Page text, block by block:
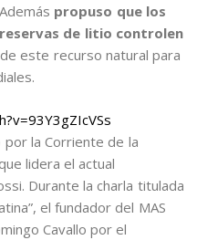
propuso que los
de litio controlen
de este recurso natural para
la Corriente de la
lidera el actual
Durante la charla titulada
el fundador del MAS
Cavallo por el